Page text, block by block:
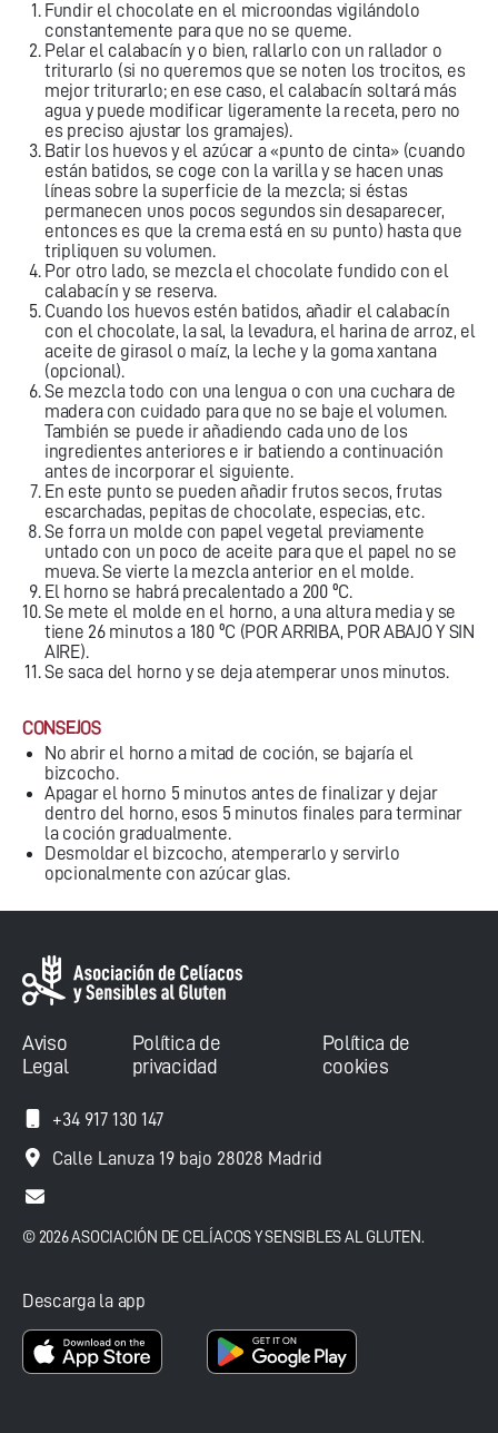
Fundir el chocolate en el microondas vigilándolo
constantemente para que no se queme.
Pelar el calabacín y o bien, rallarlo con un rallador o
triturarlo (si no queremos que se noten los trocitos, es
mejor triturarlo; en ese caso, el calabacín soltará más
agua y puede modificar ligeramente la receta, pero no
es preciso ajustar los gramajes).
Batir los huevos y el azúcar a «punto de cinta» (cuando
están batidos, se coge con la varilla y se hacen unas
líneas sobre la superficie de la mezcla; si éstas
permanecen unos pocos segundos sin desaparecer,
entonces es que la crema está en su punto) hasta que
tripliquen su volumen.
Por otro lado, se mezcla el chocolate fundido con el
calabacín y se reserva.
Cuando los huevos estén batidos, añadir el calabacín
con el chocolate, la sal, la levadura, el harina de arroz, el
aceite de girasol o maíz, la leche y la goma xantana
(opcional).
Se mezcla todo con una lengua o con una cuchara de
madera con cuidado para que no se baje el volumen.
También se puede ir añadiendo cada uno de los
ingredientes anteriores e ir batiendo a continuación
antes de incorporar el siguiente.
En este punto se pueden añadir frutos secos, frutas
escarchadas, pepitas de chocolate, especias, etc.
Se forra un molde con papel vegetal previamente
untado con un poco de aceite para que el papel no se
mueva. Se vierte la mezcla anterior en el molde.
El horno se habrá precalentado a 200 ºC.
Se mete el molde en el horno, a una altura media y se
tiene 26 minutos a 180 ºC (POR ARRIBA, POR ABAJO Y SIN
AIRE).
Se saca del horno y se deja atemperar unos minutos.
CONSEJOS
No abrir el horno a mitad de coción, se bajaría el
bizcocho.
Apagar el horno 5 minutos antes de finalizar y dejar
dentro del horno, esos 5 minutos finales para terminar
la coción gradualmente.
Desmoldar el bizcocho, atemperarlo y servirlo
opcionalmente con azúcar glas.
Aviso
Legal
Política de
privacidad
Política de
cookies
+34 917 130 147
Calle Lanuza 19 bajo 28028 Madrid
© 2026 ASOCIACIÓN DE CELÍACOS Y SENSIBLES AL GLUTEN.
Descarga la app